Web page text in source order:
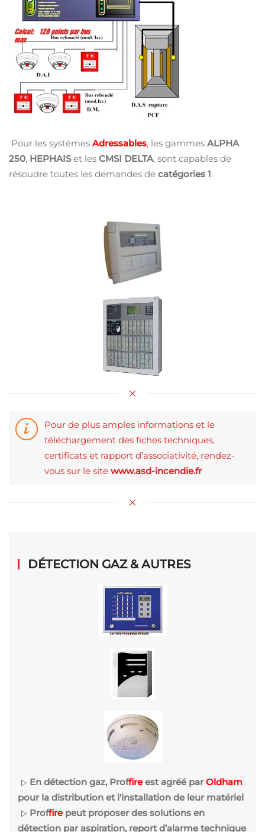
Pour les systèmes Adressables, les gammes ALPHA
250, HEPHAISet les CMSI DELTA, sont capables de
résoudre toutes les demandes de catégories 1.
Pour de plus amples informations et le
téléchargement des fiches techniques,
certificats et rapport d’associativité, rendez-
vous sur le site www.asd-incendie.fr
DÉTECTION GAZ & AUTRES
En détection gaz, Proffireest agréé parOldham
pour la distribution et l'installation de leur matériel
Proffirepeut proposer des solutions en
détection par aspiration, report d’alarme technique